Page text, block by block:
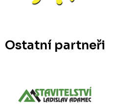
Ostatní partneři